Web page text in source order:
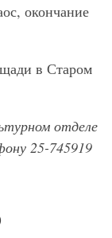
окончание
в Старом
отделе
25-745919